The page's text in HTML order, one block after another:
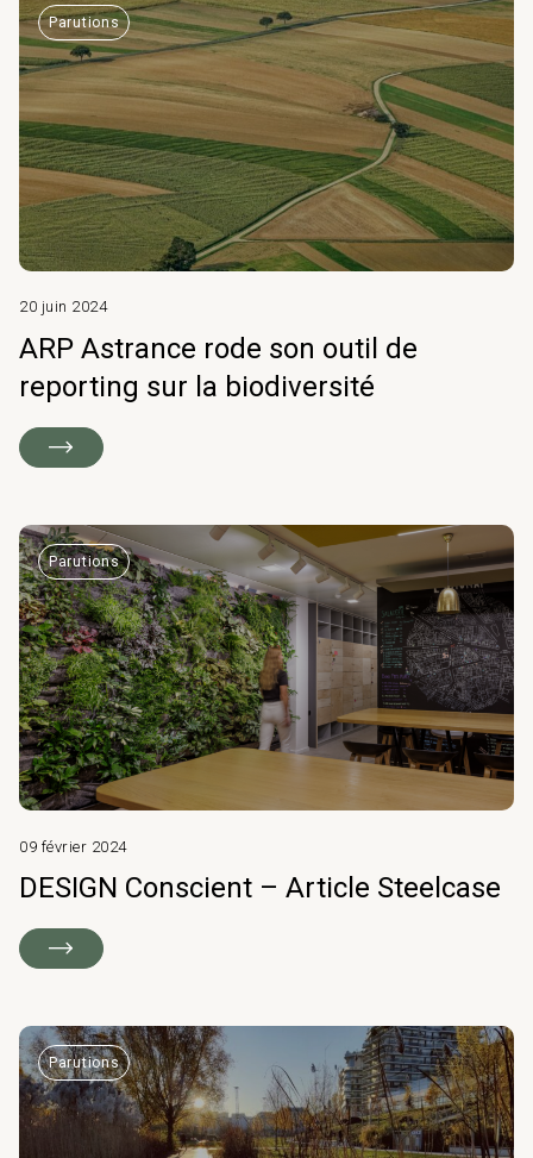
Parutions
20 juin 2024
ARP Astrance rode son outil de
reporting sur la biodiversité
Parutions
09 février 2024
DESIGN Conscient – Article Steelcase
Parutions